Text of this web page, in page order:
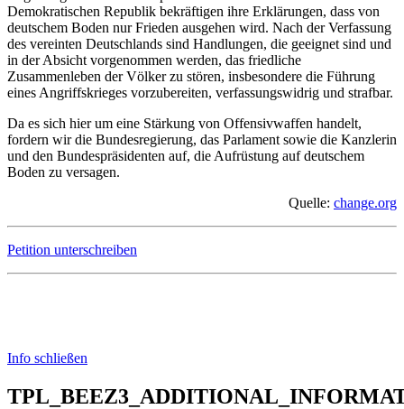
Demokratischen Republik bekräftigen ihre Erklärungen, dass von
deutschem Boden nur Frieden ausgehen wird. Nach der Verfassung
des vereinten Deutschlands sind Handlungen, die geeignet sind und
in der Absicht vorgenommen werden, das friedliche
Zusammenleben der Völker zu stören, insbesondere die Führung
eines Angriffskrieges vorzubereiten, verfassungswidrig und strafbar.
Da es sich hier um eine Stärkung von Offensivwaffen handelt,
fordern wir die Bundesregierung, das Parlament sowie die Kanzlerin
und den Bundespräsidenten auf, die Aufrüstung auf deutschem
Boden zu versagen.
Quelle: change.org
Petition unterschreiben
Info schließen